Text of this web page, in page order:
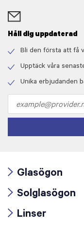
Håll dig uppdaterad
icon
Bli den första att få
icon
Upptäck våra
Unika erbjudanden
address
icon
Glasögon
icon
Solglasögon
Linser